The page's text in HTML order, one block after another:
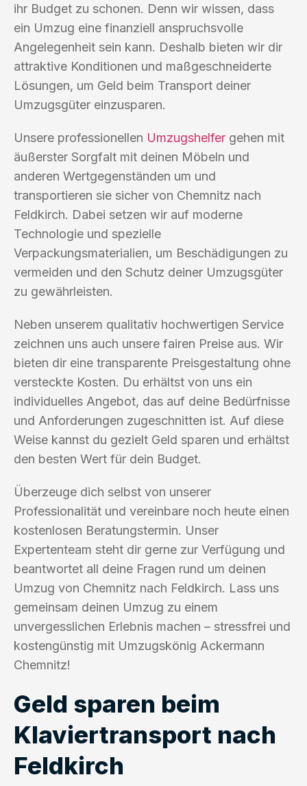
ihr Budget zu schonen. Denn wir wissen, dass
ein Umzug eine finanziell anspruchsvolle
Angelegenheit sein kann. Deshalb bieten wir dir
attraktive Konditionen und maßgeschneiderte
Lösungen, um Geld beim Transport deiner
Umzugsgüter einzusparen.
Unsere professionellen Umzugshelfer gehen mit
äußerster Sorgfalt mit deinen Möbeln und
anderen Wertgegenständen um und
transportieren sie sicher von Chemnitz nach
Feldkirch. Dabei setzen wir auf moderne
Technologie und spezielle
Verpackungsmaterialien, um Beschädigungen zu
vermeiden und den Schutz deiner Umzugsgüter
zu gewährleisten.
Neben unserem qualitativ hochwertigen Service
zeichnen uns auch unsere fairen Preise aus. Wir
bieten dir eine transparente Preisgestaltung ohne
versteckte Kosten. Du erhältst von uns ein
individuelles Angebot, das auf deine Bedürfnisse
und Anforderungen zugeschnitten ist. Auf diese
Weise kannst du gezielt Geld sparen und erhältst
den besten Wert für dein Budget.
Überzeuge dich selbst von unserer
Professionalität und vereinbare noch heute einen
kostenlosen Beratungstermin. Unser
Expertenteam steht dir gerne zur Verfügung und
beantwortet all deine Fragen rund um deinen
Umzug von Chemnitz nach Feldkirch. Lass uns
gemeinsam deinen Umzug zu einem
unvergesslichen Erlebnis machen – stressfrei und
kostengünstig mit Umzugskönig Ackermann
Chemnitz!
Geld sparen beim
Klaviertransport nach
Feldkirch